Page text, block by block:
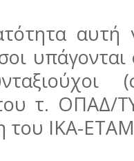
αυτή
τ. ΟΠΑΔ/
του ΙΚΑ-